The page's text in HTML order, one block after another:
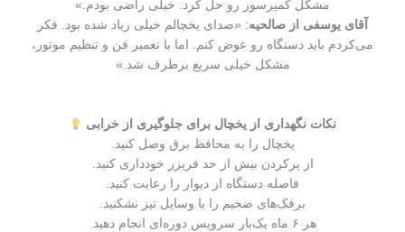
مشکل کمپرسور رو حل کرد. خیلی راضی بودم.»
آقای یوسفی از صالحیه: «صدای یخچالم خیلی زیاد شده بود. فکر
می‌کردم باید دستگاه رو عوض کنم. اما با تعمیر فن و تنظیم موتور،
مشکل خیلی سریع برطرف شد.»
نکات نگهداری از یخچال برای جلوگیری از خرابی
یخچال را به محافظ برق وصل کنید.
از پرکردن بیش از حد فریزر خودداری کنید.
فاصله دستگاه از دیوار را رعایت کنید.
برفک‌های ضخیم را با وسایل تیز نشکنید.
هر ۶ ماه یک‌بار سرویس دوره‌ای انجام دهید.